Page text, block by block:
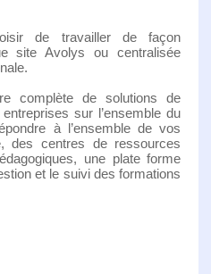
de travailler de façon
site Avolys ou centralisée
complète de solutions de
sur l’ensemble du
à l’ensemble de vos
des centres de ressources
une plate forme
et le suivi des formations